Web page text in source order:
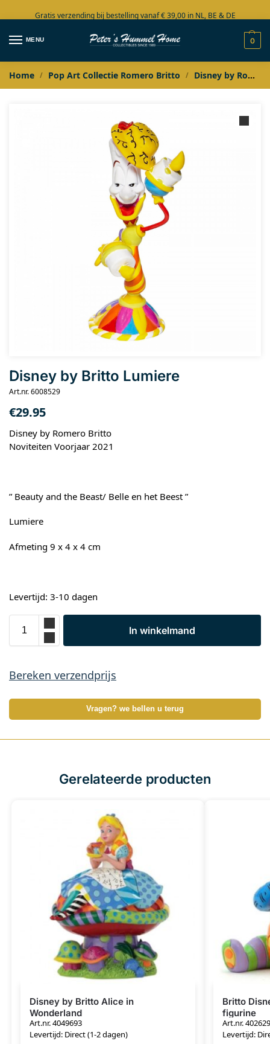
Gratis verzending bij bestelling vanaf € 39,00 in NL, BE & DE
Grote collectie in voorraad
MENU 0
Home / Pop Art Collectie Romero Britto / Disney by Romero Britto
Disney by Britto Lumiere
Art.nr. 6008529
€29.95
Disney by Romero Britto
Noviteiten Voorjaar 2021
” Beauty and the Beast/ Belle en het Beest ”
Lumiere
Afmeting 9 x 4 x 4 cm
Levertijd: 3-10 dagen
In winkelmand
Bereken verzendprijs
Vragen? we bellen u terug
Gerelateerde producten
Disney by Britto Alice in
Wonderland
Art.nr. 4049693
Levertijd: Direct (1-2 dagen)
Britto
figurine
Art.nr.
Levertijd: